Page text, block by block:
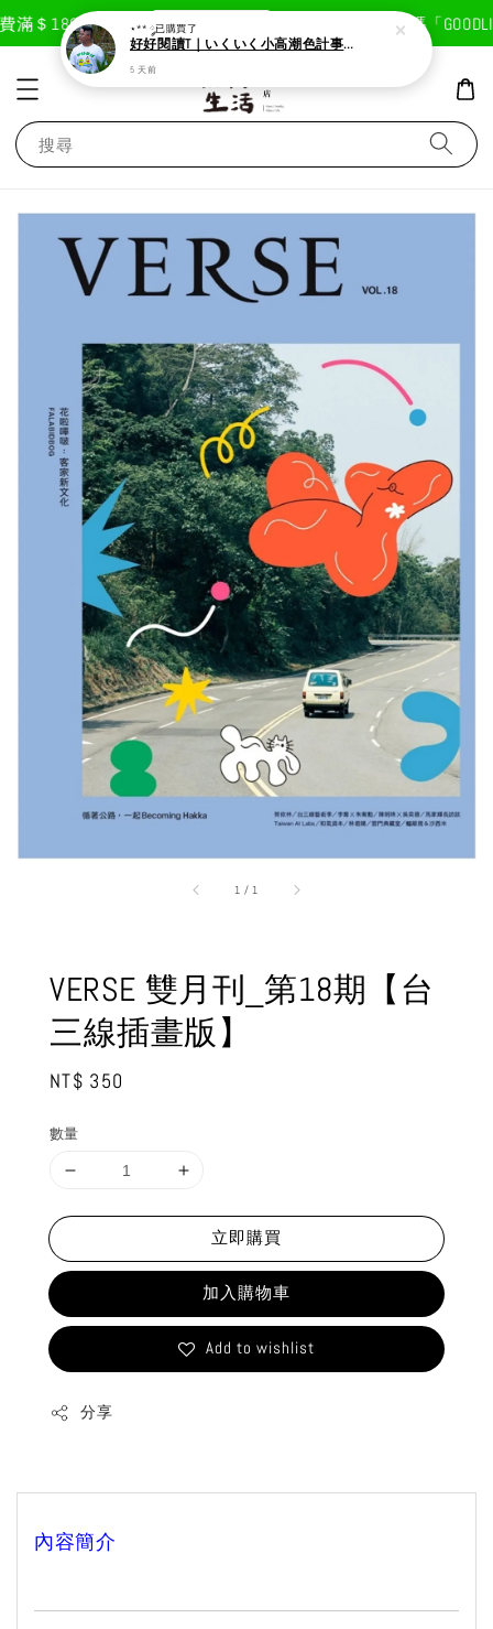
＄1800免運費 現在去購物！ 首次註冊輸入折扣碼「
搜尋
1 / 1
VERSE 雙月刊_第18期【台
三線插畫版】
Regular
NT$ 350
數量
立即購買
加入購物車
Add to wishlist
分享
內容簡介
⋆** ༘已購買了
好好閱讀T｜いくいく小高潮色計事務所X好好生活書店聯名款
5 天前